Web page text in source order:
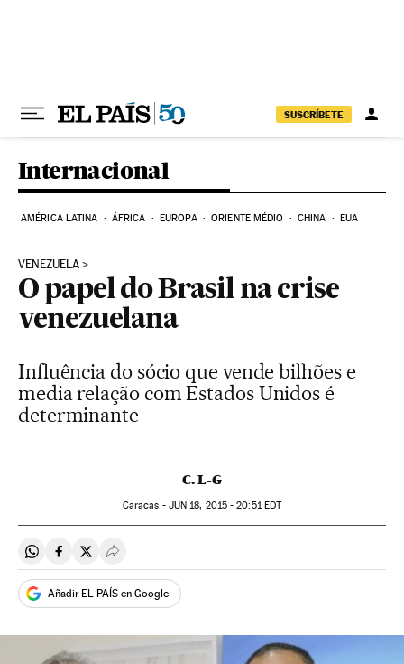
SUSCRÍBETE
Internacional
AMÉRICA LATINA ÁFRICA EUROPA ORIENTE MÉDIO CHINA EUA
VENEZUELA
O papel do Brasil na crise
venezuelana
Influência do sócio que vende bilhões e
media relação com Estados Unidos é
determinante
C. L-G
Caracas - JUN 18, 2015 - 20:51EDT
Compartir en Whatsapp
Compartir en Facebook
Compartir en Twitter
Desplegar Redes Sociales
Añadir EL PAÍS en Google